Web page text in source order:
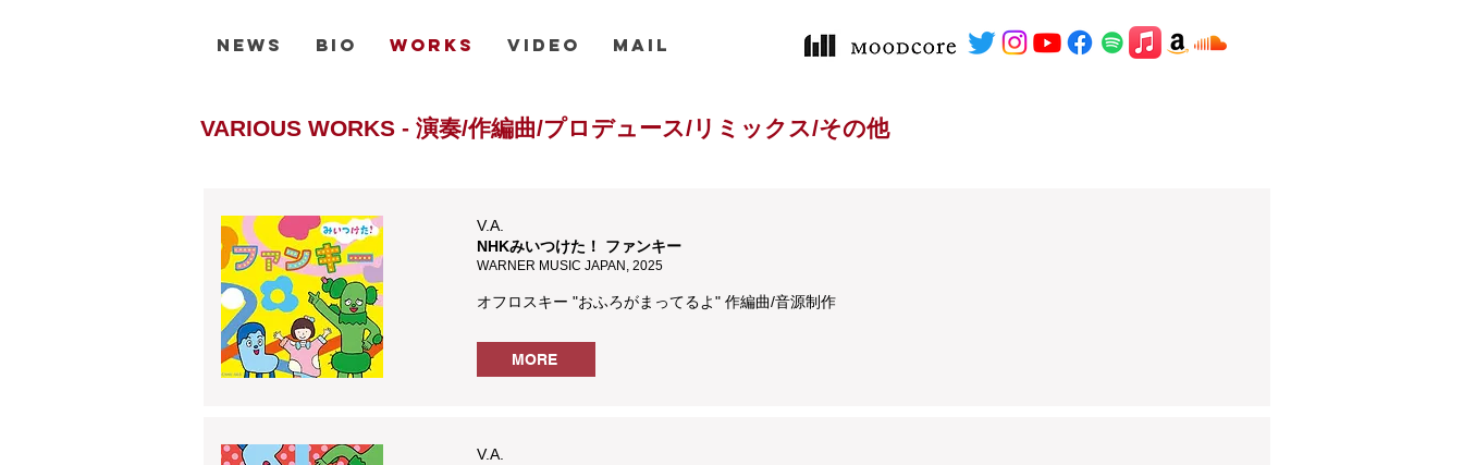
NEWS BIO WORKS VIDEO MAIL
VARIOUS WORKS - 演奏/作編曲/プロデュース/リミックス/その他​
V.A.
NHKみいつけた！ ファンキー
WARNER MUSIC JAPAN, 2025
オフロスキー "おふろがまってるよ" 作編曲/音源制作
MORE
V.A.